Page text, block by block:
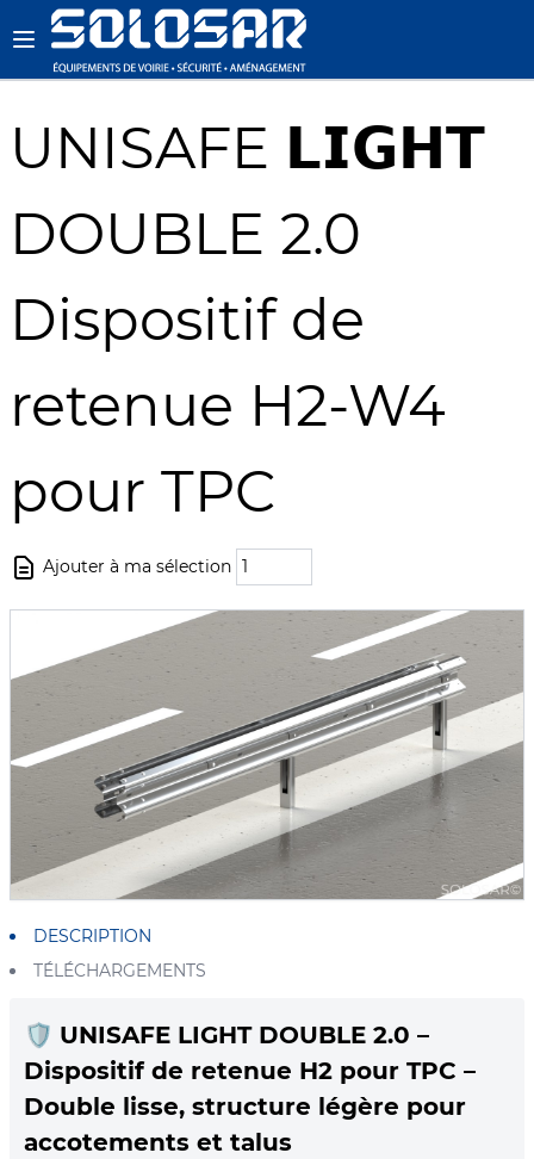
UNISAFE 𝗟𝗜𝗚𝗛𝗧
DOUBLE 2.0
Dispositif de
retenue H2-W4
pour TPC
Ajouter à ma sélection
DESCRIPTION
TÉLÉCHARGEMENTS
🛡️ UNISAFE LIGHT DOUBLE 2.0 –
Dispositif de retenue H2 pour TPC –
Double lisse, structure légère pour
accotements et talus